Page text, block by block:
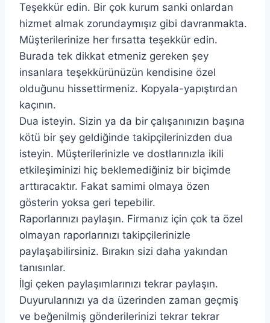
Teşekkür edin. Bir çok kurum sanki onlardan
hizmet almak zorundaymışız gibi davranmakta.
Müşterilerinize her fırsatta teşekkür edin.
Burada tek dikkat etmeniz gereken şey
insanlara teşekkürünüzün kendisine özel
olduğunu hissettirmeniz. Kopyala-yapıştırdan
kaçının.
Dua isteyin. Sizin ya da bir çalışanınızın başına
kötü bir şey geldiğinde takipçilerinizden dua
isteyin. Müşterilerinizle ve dostlarınızla ikili
etkileşiminizi hiç beklemediğiniz bir biçimde
arttıracaktır. Fakat samimi olmaya özen
gösterin yoksa geri tepebilir.
Raporlarınızı paylaşın. Firmanız için çok ta özel
olmayan raporlarınızı takipçilerinizle
paylaşabilirsiniz. Bırakın sizi daha yakından
tanısınlar.
İlgi çeken paylaşımlarınızı tekrar paylaşın.
Duyurularınızı ya da üzerinden zaman geçmiş
ve beğenilmiş gönderilerinizi tekrar tekrar